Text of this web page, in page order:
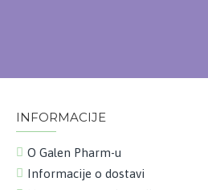
INFORMACIJE
O Galen Pharm-u
Informacije o dostavi